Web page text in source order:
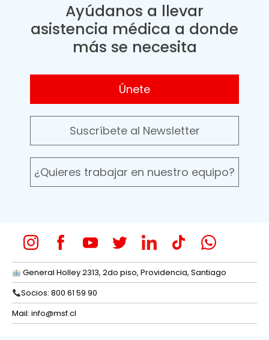
Ayúdanos a llevar
asistencia médica a donde
más se necesita
Únete
Suscríbete al Newsletter
¿Quieres trabajar en nuestro equipo?
General Holley 2313, 2do piso, Providencia, Santiago
Socios: 800 61 59 90
Mail: info@msf.cl